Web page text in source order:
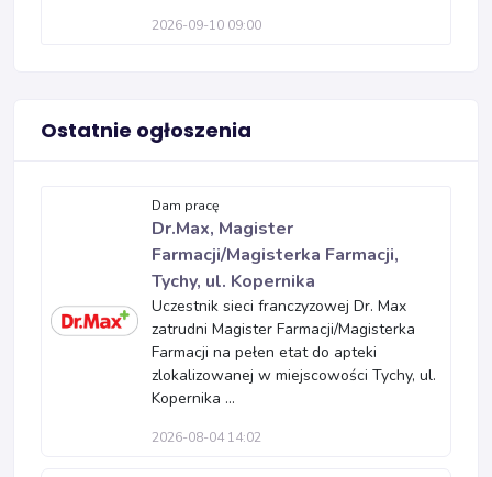
2026-09-10 09:00
Ostatnie ogłoszenia
Dam pracę
Dr.Max, Magister
Farmacji/Magisterka Farmacji,
Tychy, ul. Kopernika
Uczestnik sieci franczyzowej Dr. Max
zatrudni Magister Farmacji/Magisterka
Farmacji na pełen etat do apteki
zlokalizowanej w miejscowości Tychy, ul.
Kopernika ...
2026-08-04 14:02